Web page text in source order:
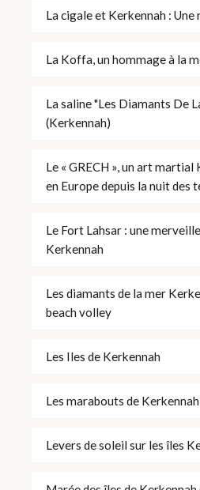
La cigale et Kerkennah :
La Koffa, un hommage à la
La saline "Les Diamants De
(Kerkennah)
Le « GRECH », un art
en Europe depuis la nuit des
Le Fort Lahsar : une
Kerkennah
Les diamants de la mer
beach volley
Les Iles de Kerkennah
Les marabouts de Kerkennah
Levers de soleil sur les îles